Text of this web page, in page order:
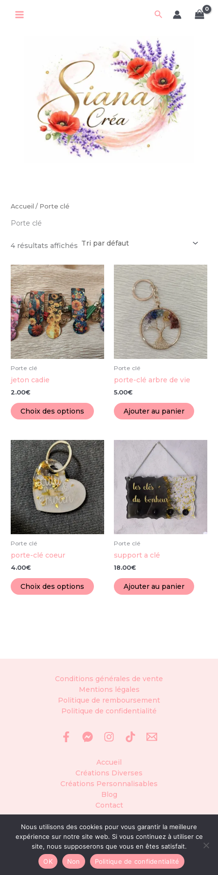
Rechercher
Accueil / Porte clé
Porte clé
4 résultats affichés
Porte clé
jeton cadie
2.00€
Choix des options
Ce
produit
a
plusieurs
variations.
Les
options
peuvent
être
choisies
du
produit
Porte clé
porte-clé arbre de vie
5.00€
Ajouter au panier
Porte clé
porte-clé coeur
4.00€
Choix des options
Ce
produit
a
plusieurs
variations.
Les
options
peuvent
être
choisies
du
produit
Porte clé
support a clé
18.00€
Ajouter au panier
Conditions générales de vente
Mentions légales
Politique de remboursement
Politique de confidentialité
Accueil
Créations Diverses
Créations Personnalisables
Blog
Contact
© Siana Créa, tous droits réservés
Site réalisé avec ♡ parManon Sabrina design
Nous utilisons des cookies pour vous garantir la meilleure
expérience sur notre site web. Si vous continuez à utiliser ce
site, nous supposerons que vous en êtes satisfait.
OK
Non Politique de confidentialité